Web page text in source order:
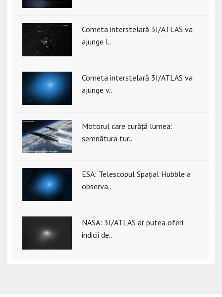
Cometa interstelară 3I/ATLAS va
ajunge l..
Cometa interstelară 3I/ATLAS va
ajunge v..
Motorul care curăță lumea:
semnătura tur..
ESA: Telescopul Spațial Hubble a
observa..
NASA: 3I/ATLAS ar putea oferi
indicii de..